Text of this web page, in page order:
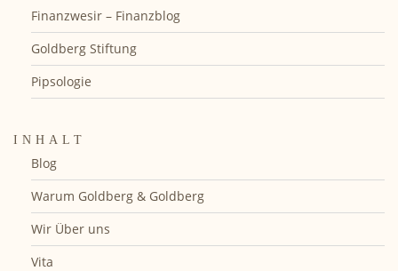
Finanzwesir – Finanzblog
Goldberg Stiftung
Pipsologie
INHALT
Blog
Warum Goldberg & Goldberg
Wir Über uns
Vita